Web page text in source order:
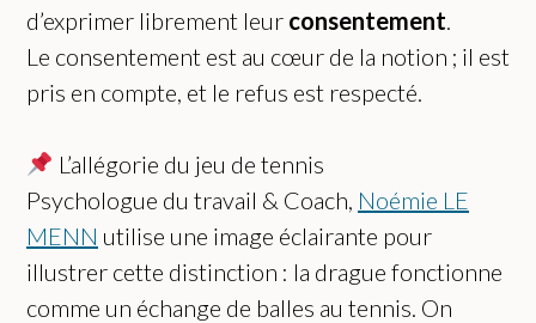
d’exprimer librement leur consentement
Le consentement est au cœur de la notion ; il est
pris en compte, et le refus est respecté.
L’allégorie du jeu de tennis
Psychologue du travail & Coach, Noémie LE
MENN utilise une image éclairante pour
illustrer cette distinction : la drague fonctionne
comme un échange de balles au tennis. On